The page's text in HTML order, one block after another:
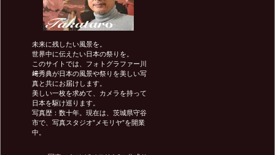
未来に残したい風景を。
世界中に伝えたい日本の祭りを。
このサイトでは、フォトグラファー川
﨑秀典が日本の風景や祭りを美しい写
真と共にお届けします。
美しい一枚を求めて、カメラを持って
日本を駆け巡ります。
写真歴：数十年。現在は、茨城県守谷
市で、写真スタジオ”メモリヤ”を開業
中。